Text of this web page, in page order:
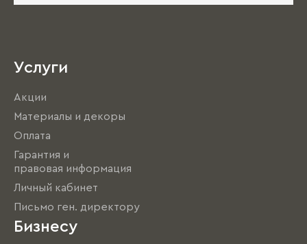
Услуги
Акции
Материалы и декоры
Оплата
Гарантия и
правовая информация
Личный кабинет
Письмо ген. директору
Бизнесу